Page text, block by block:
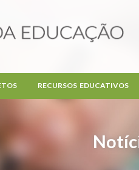
RECURSOS EDUCATIVOS